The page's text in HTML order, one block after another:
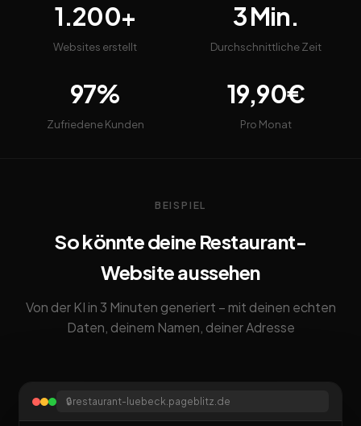
1.200+
Websites erstellt
3 Min.
Durchschnittliche Zeit
97%
Zufriedene Kunden
19,90€
Pro Monat
BEISPIEL
So könnte deine Restaurant-
Website aussehen
Von der KI in 3 Minuten generiert – mit deinen echten
Daten, deinem Namen, deiner Adresse
🔒restaurant-luebeck.pageblitz.de